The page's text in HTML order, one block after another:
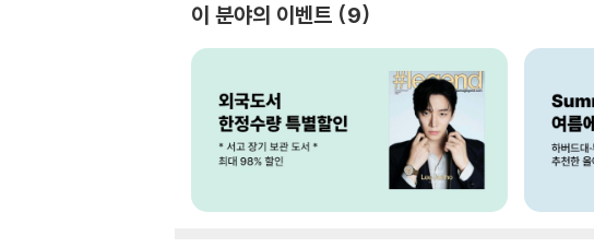
이 분야의 이벤트 9